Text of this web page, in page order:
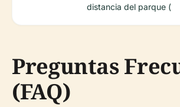
distancia del parque (
Preguntas
(FAQ)